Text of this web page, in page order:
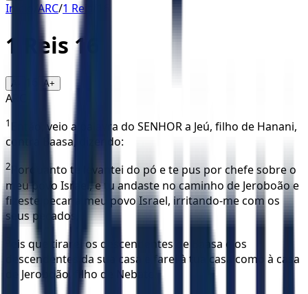
Início ARC/1 Reis
1 Reis 16
A- A+
ARC
1
Então, veio a palavra do SENHOR a Jeú, filho de Hanani,
contra Baasa, dizendo:
2
Porquanto te levantei do pó e te pus por chefe sobre o
meu povo Israel, e tu andaste no caminho de Jeroboão e
fizeste pecar a meu povo Israel, irritando-me com os
seus pecados,
eis que tirarei os descendentes de Baasa e os
descendentes da sua casa e farei à tua casa como à casa
de Jeroboão, filho de Nebate.